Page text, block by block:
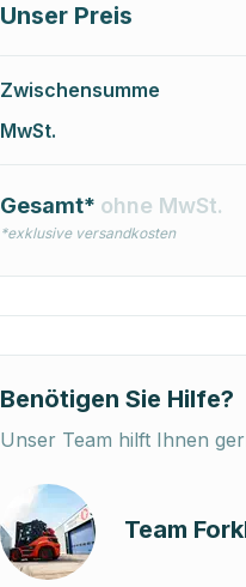
Unser Preis
Zwischensumme
MwSt.
Gesamt* ohne MwSt.
*exklusive versandkosten
Benötigen Sie Hilfe?
Unser Team hilft Ihnen
Team